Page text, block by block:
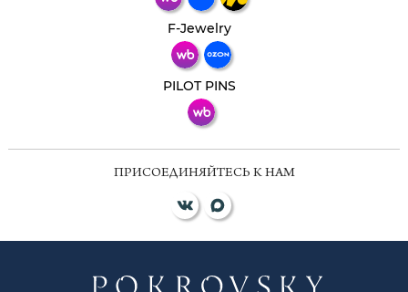
F-Jewelry
PILOT PINS
ПРИСОЕДИНЯЙТЕСЬ К НАМ